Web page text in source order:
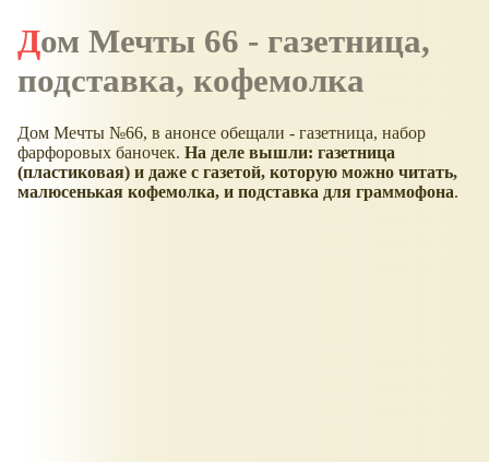
Дом Мечты 66 - газетница,
подставка, кофемолка
Дом Мечты №66, в анонсе обещали - газетница, набор
фарфоровых баночек. На деле вышли: газетница
(пластиковая) и даже с газетой, которую можно читать,
малюсенькая кофемолка, и подставка для граммофона.